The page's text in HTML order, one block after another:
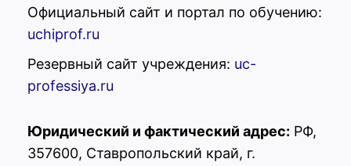
Официальный сайт и портал по обучению:
uchiprof.ru
Резервный сайт учреждения: uc-
professiya.ru
Юридический и фактический адрес: РФ,
357600, Ставропольский край, г.